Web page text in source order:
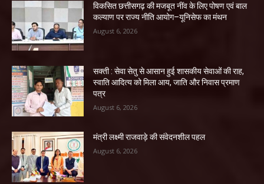
विकसित छत्तीसगढ़ की मजबूत नींव के लिए पोषण एवं बाल
कल्याण पर राज्य नीति आयोग–यूनिसेफ का मंथन
August 6, 2026
सक्ती : सेवा सेतु से आसान हुई शासकीय सेवाओं की राह,
स्वाति आदित्य को मिला आय, जाति और निवास प्रमाण
पत्र
August 6, 2026
मंत्री लक्ष्मी राजवाड़े की संवेदनशील पहल
August 6, 2026